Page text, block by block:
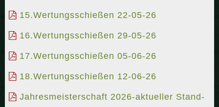
15.Wertungsschießen 22-05-26
16.Wertungsschießen 29-05-26
17.Wertungsschießen 05-06-26
18.Wertungsschießen 12-06-26
Jahresmeisterschaft 2026-aktueller Stand-